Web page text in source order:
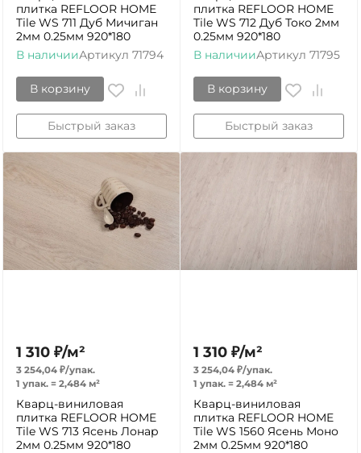
плитка REFLOOR HOME
Tile WS 711 Дуб Мичиган
2мм 0.25мм 920*180
В наличииАртикул 71794
В корзину
Быстрый заказ
плитка REFLOOR HOME
Tile WS 712 Дуб Токо 2мм
0.25мм 920*180
В наличииАртикул 71795
В корзину
Быстрый заказ
1 310 ₽/м²
3 254,04 ₽/упак.
1 упак. = 2,484 м²
Кварц-виниловая
плитка REFLOOR HOME
Tile WS 713 Ясень Лонар
2мм 0.25мм 920*180
1 310 ₽/м²
3 254,04 ₽/упак.
1 упак. = 2,484 м²
Кварц-виниловая
плитка REFLOOR HOME
Tile WS 1560 Ясень Моно
2мм 0.25мм 920*180